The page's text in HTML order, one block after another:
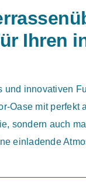
Ihren
innovativen
Oase mit
sondern auch
einladende